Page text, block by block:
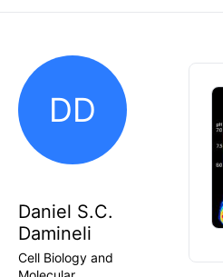
DD
Daniel S.C.
Damineli
Cell Biology and